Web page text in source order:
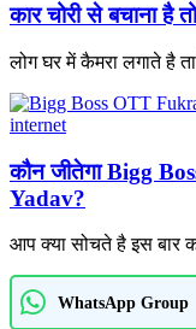
कार चोरी से बचाना है
लोग घर में कैमरा लगाते है
internet
कौन जीतेगा Bigg
Yadav?
आप क्या सोचते है इस बार
WhatsApp Group